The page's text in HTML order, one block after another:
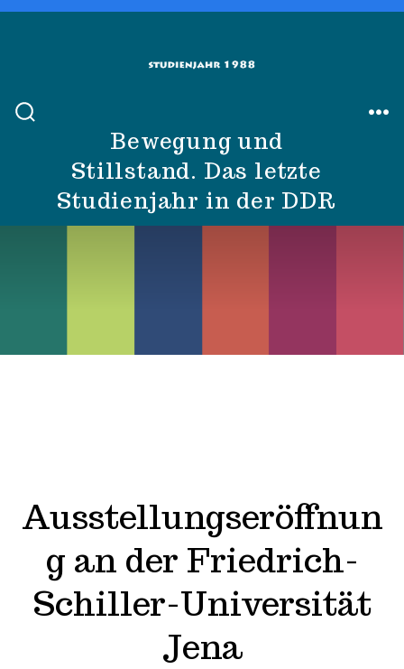
Zum
EIN-/AUSBLENDENBewegung und
Stillstand. Das letzte
Studienjahr in der DDR
Ausstellungseröffnun
g an der Friedrich-
Schiller-Universität
Jena